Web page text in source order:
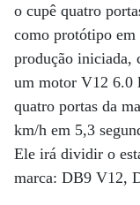
o cupê quatro
como protótipo em
produção iniciada,
um motor V12 6.0
quatro portas da
km/h em 5,3
Ele irá dividir o
marca: DB9 V12,